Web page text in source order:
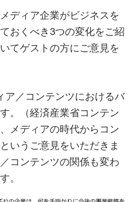
ディア企業がビジネスを
おくべき3つの変化をご紹
てゲストの方にご意見を
ア／コンテンツにおけるバ
。（経済産業省コンテン
メディアの時代からコン
いうご意見をいただきま
コンテンツの関係も変わ
。